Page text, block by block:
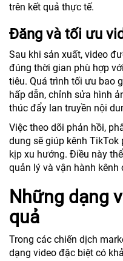
trên kết quả thực tế.
Đăng và tối ưu
Sau khi sản xuất, video
đúng thời gian phù hợp
tiêu. Quá trình tối ưu bao
hấp dẫn, chỉnh sửa hình
thúc đẩy lan truyền nội
Việc theo dõi phản hồi,
dung sẽ giúp kênh
kịp xu hướng. Điều này
quản lý và vận hành kênh
Những dạng
quả
Trong các chiến dịch
dạng video đặc biệt có